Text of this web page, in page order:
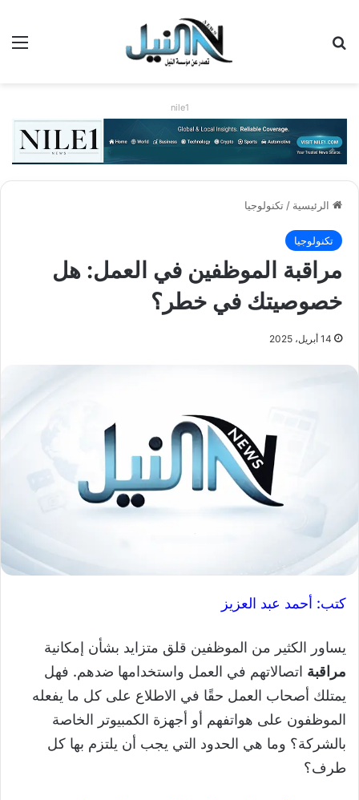
nile1
الرئيسية /تكنولوجيا
تكنولوجيا
مراقبة الموظفين في العمل: هل
خصوصيتك في خطر؟
14 أبريل، 2025
كتب: أحمد عبد العزيز
يساور الكثير من الموظفين قلق متزايد بشأن إمكانية
مراقبة اتصالاتهم في العمل واستخدامها ضدهم. فهل
يمتلك أصحاب العمل حقًا في الاطلاع على كل ما يفعله
الموظفون على هواتفهم أو أجهزة الكمبيوتر الخاصة
بالشركة؟ وما هي الحدود التي يجب أن يلتزم بها كل
طرف؟